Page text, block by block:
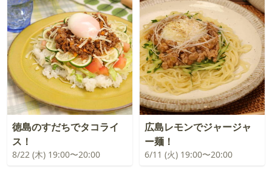
徳島のすだちでタコライ
ス！
8/22 (木) 19:00〜20:00
広島レモンでジャージャ
ー麺！
6/11 (火) 19:00〜20:00